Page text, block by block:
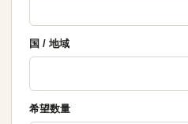
国 / 地域
希望数量